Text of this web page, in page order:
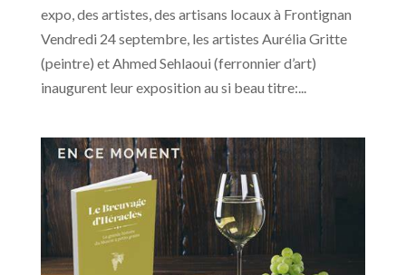
expo, des artistes, des artisans locaux à Frontignan
Vendredi 24 septembre, les artistes Aurélia Gritte
(peintre) et Ahmed Sehlaoui (ferronnier d’art)
inaugurent leur exposition au si beau titre:...